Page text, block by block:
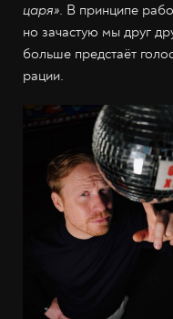
царя». В принципе
но зачастую мы друг
больше предстаёт
рации.